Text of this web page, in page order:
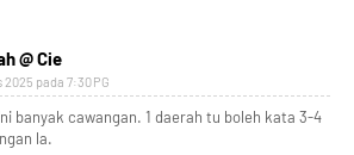
@ Cie
2025 pada 7:30 PG
banyak cawangan. 1 daerah tu boleh kata 3-4
la.